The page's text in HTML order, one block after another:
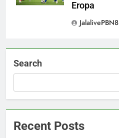
Eropa
JalalivePBN8
Search
Recent Posts